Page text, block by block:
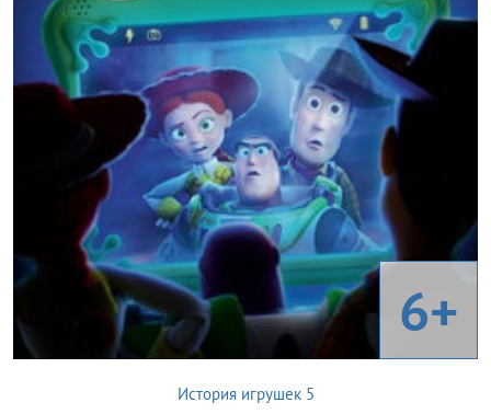
6+
История игрушек 5